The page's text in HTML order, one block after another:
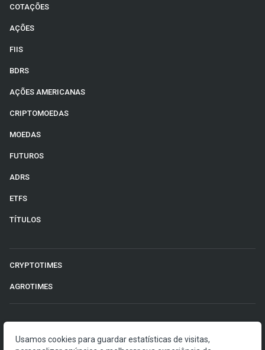
COTAÇÕES
AÇÕES
FIIS
BDRS
AÇÕES AMERICANAS
CRIPTOMOEDAS
MOEDAS
FUTUROS
ADRS
ETFS
TÍTULOS
CRYPTOTIMES
AGROTIMES
Usamos cookies para guardar estatísticas de visitas,